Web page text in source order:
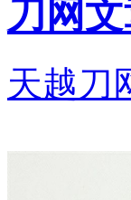
刀网
天越刀